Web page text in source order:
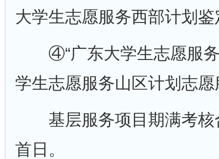
大学生志愿服务西部计划
④“广东大学生志愿服务
学生志愿服务山区计划志
基层服务项目期满考核
首日。